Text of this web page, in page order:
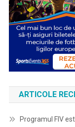
ARTICOLE
Programul FIV